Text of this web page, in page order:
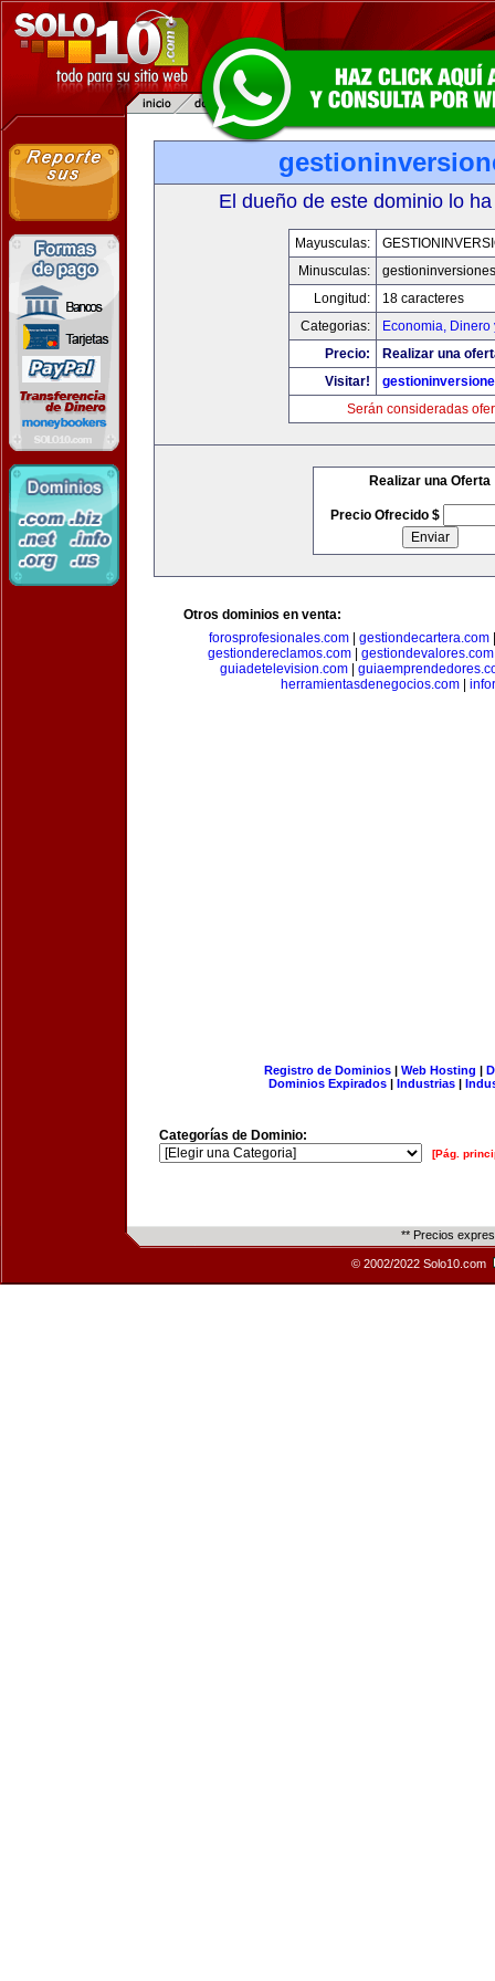
El dueño de este dominio lo
Mayusculas:
Minusculas:
Longitud:
18 caracteres
Categorias:
Economia, Dinero
Precio:
Realizar una
Visitar!
Serán consideradas
Realizar una Oferta
Precio Ofrecido $
Otros dominios en venta:
forosprofesionales.com
gestiondecartera.com
gestiondereclamos.com| gestiondevalores.com
guiadetelevision.com
herramientasdenegocios.com
Registro de Dominios| Web Hosting |
Dominios Expirados | Industrias |
Categorías de Dominio:
[Pág.
** Precios
© 2002/2022 Solo10.com